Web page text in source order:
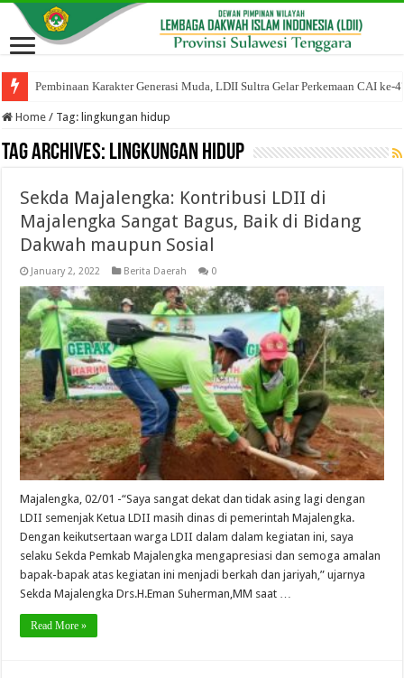
Pembinaan Karakter Generasi Muda, LDII Sultra Gelar Perkemaan CAI ke-
Home / Tag: lingkungan hidup
Tag Archives: lingkungan hidup
Sekda Majalengka: Kontribusi LDII di
Majalengka Sangat Bagus, Baik di Bidang
Dakwah maupun Sosial
January 2, 2022 Berita Daerah 0
Majalengka, 02/01 -“Saya sangat dekat dan tidak asing lagi dengan
LDII semenjak Ketua LDII masih dinas di pemerintah Majalengka.
Dengan keikutsertaan warga LDII dalam dalam kegiatan ini, saya
selaku Sekda Pemkab Majalengka mengapresiasi dan semoga amalan
bapak-bapak atas kegiatan ini menjadi berkah dan jariyah,” ujarnya
Sekda Majalengka Drs.H.Eman Suherman,MM saat …
Read More »